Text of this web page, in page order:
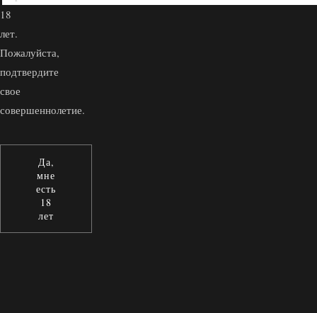
18
лет.
Пожалуйста,
подтвердите
свое
совершеннолетие.
Да,
мне
есть
18
лет